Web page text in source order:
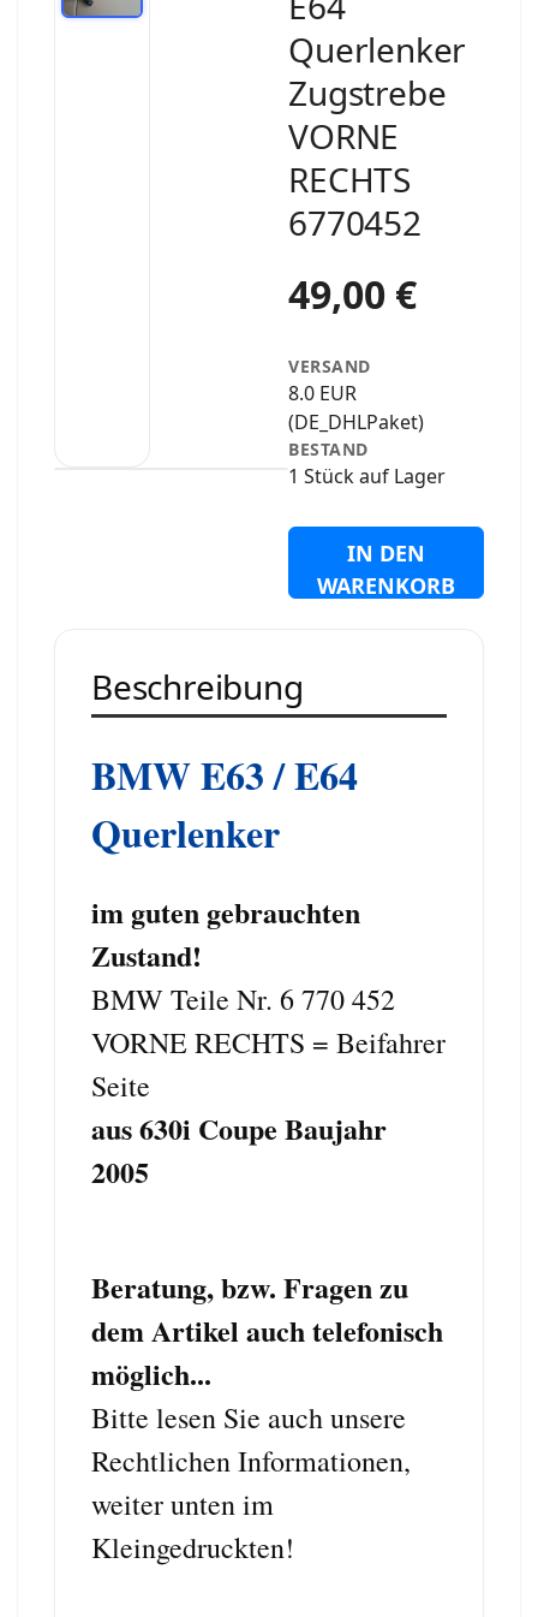
Querlenker
Zugstrebe
VORNE
RECHTS
6770452
49,00 €
VERSAND
8.0 EUR
(DE_DHLPaket)
BESTAND
1 Stück auf Lager
IN DEN
WARENKORB
Beschreibung
BMW E63 / E64
Querlenker
im guten gebrauchten
Zustand!
BMW Teile Nr. 6 770 452
VORNE RECHTS = Beifahrer
Seite
aus 630i Coupe Baujahr
2005
Beratung, bzw. Fragen zu
dem Artikel auch telefonisch
möglich...
Bitte lesen Sie auch unsere
Rechtlichen Informationen,
weiter unten im
Kleingedruckten!